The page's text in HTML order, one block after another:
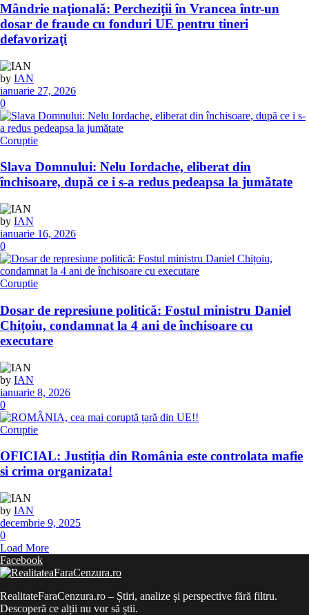
Mândrie naţională: Percheziţii în Vrancea într-un
dosar de fraude cu fonduri UE pentru tineri
defavorizaţi
by IAN
ianuarie 27, 2026
0
Coruptie
Slava Domnului: Nelu Iordache, eliberat din
închisoare, după ce i s-a redus pedeapsa la jumătate
by IAN
ianuarie 16, 2026
0
Coruptie
Dosar de represiune politică: Fostul ministru Daniel
Chițoiu, condamnat la 4 ani de închisoare cu
executare
by IAN
ianuarie 8, 2026
0
Coruptie
OFICIAL: Justiția din România este controlata mafie
si crima organizata!
by IAN
decembrie 9, 2025
0
Load More
Facebook
RealitateFaraCenzura.ro – Știri, analize și perspective fără filtru.
Descoperă ce alții nu vor să știi.